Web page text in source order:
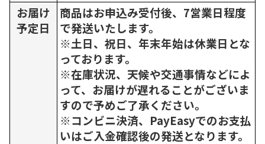
お届け
予定日
商品はお申込み受付後、7営業日程度
で発送いたします。
※土日、祝日、年末年始は休業日とな
っております。
※在庫状況、天候や交通事情などによ
って、お届けが遅れることがございま
すので予めご了承ください。
※コンビニ決済、PayEasyでのお支払
いはご入金確認後の発送となります。